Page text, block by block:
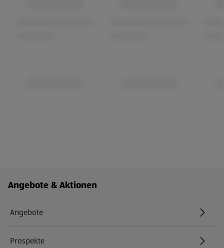
Fußzeilenmenü - weitere Links
Angebote & Aktionen
Angebote
Prospekte